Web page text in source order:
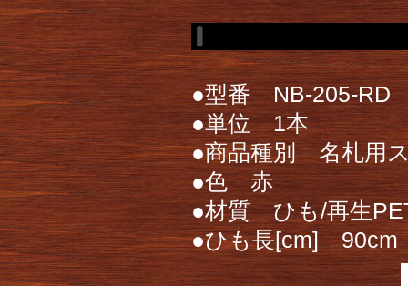
●型番 NB-205-RD
●単位 1本
●商品種別 名札用
●色 赤
●材質 ひも/再生
●ひも長[cm] 90cm